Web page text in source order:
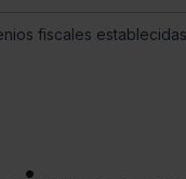
fiscales